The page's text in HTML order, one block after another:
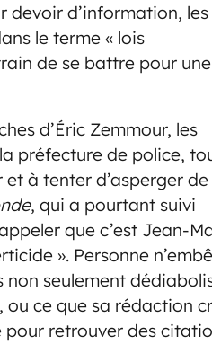
devoir d’information, les
le terme « lois
de se battre pour une
d’Éric Zemmour, les
préfecture de police,
à tenter d’asperger
, qui a pourtant suivi
que c’est Jean-
». Personne
seulement
ou ce que sa rédaction
pour retrouver des